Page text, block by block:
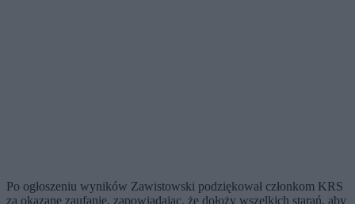
Po ogłoszeniu wyników Zawistowski podziękował członkom KRS
za okazane zaufanie, zapowiadając, że dołoży wszelkich starań, aby